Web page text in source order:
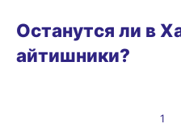
Останутся ли в
айтишники?
1